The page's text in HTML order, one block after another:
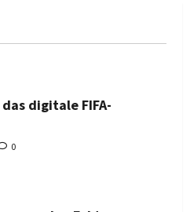
digitale FIFA-
0